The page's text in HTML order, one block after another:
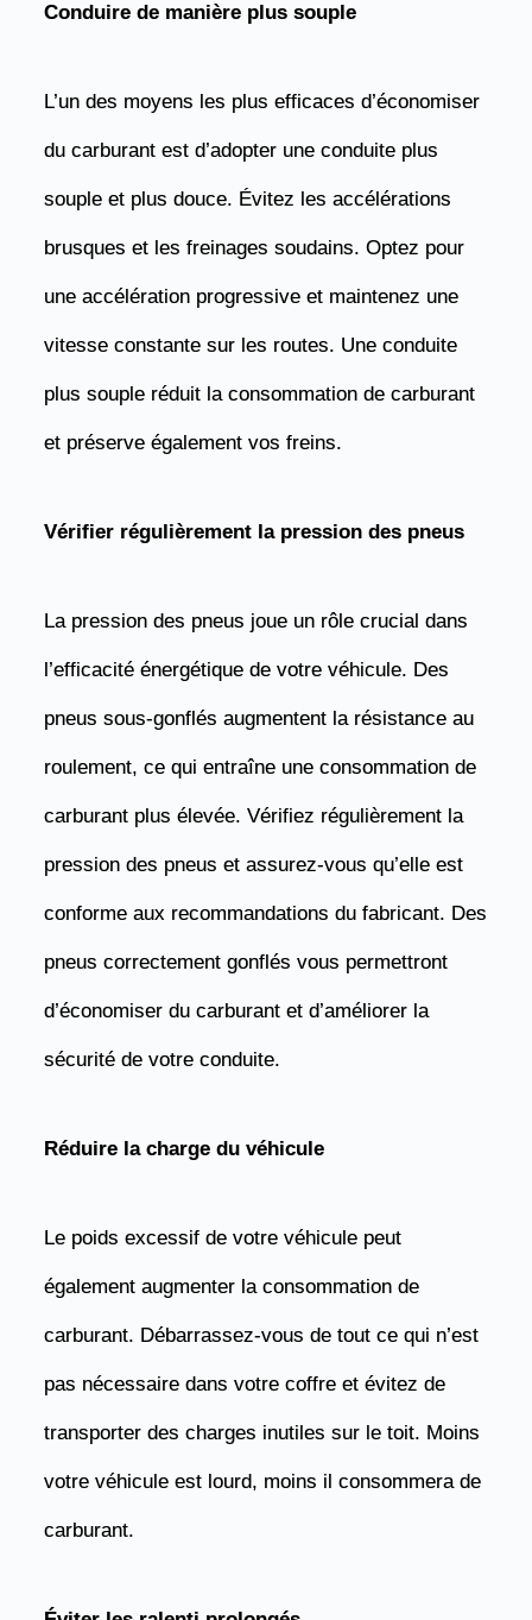
Conduire de manière plus souple
L’un des moyens les plus efficaces d’économiser
du carburant est d’adopter une conduite plus
souple et plus douce. Évitez les accélérations
brusques et les freinages soudains. Optez pour
une accélération progressive et maintenez une
vitesse constante sur les routes. Une conduite
plus souple réduit la consommation de carburant
et préserve également vos freins.
Vérifier régulièrement la pression des pneus
La pression des pneus joue un rôle crucial dans
l’efficacité énergétique de votre véhicule. Des
pneus sous-gonflés augmentent la résistance au
roulement, ce qui entraîne une consommation de
carburant plus élevée. Vérifiez régulièrement la
pression des pneus et assurez-vous qu’elle est
conforme aux recommandations du fabricant. Des
pneus correctement gonflés vous permettront
d’économiser du carburant et d’améliorer la
sécurité de votre conduite.
Réduire la charge du véhicule
Le poids excessif de votre véhicule peut
également augmenter la consommation de
carburant. Débarrassez-vous de tout ce qui n’est
pas nécessaire dans votre coffre et évitez de
transporter des charges inutiles sur le toit. Moins
votre véhicule est lourd, moins il consommera de
carburant.